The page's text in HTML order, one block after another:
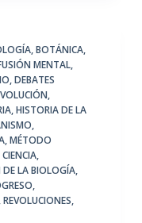
,BOTÁNICA,
MENTAL,
,DEBATES
,
,HISTORIA DE LA
,
,MÉTODO
,
DE LA BIOLOGÍA,
,
REVOLUCIONES,